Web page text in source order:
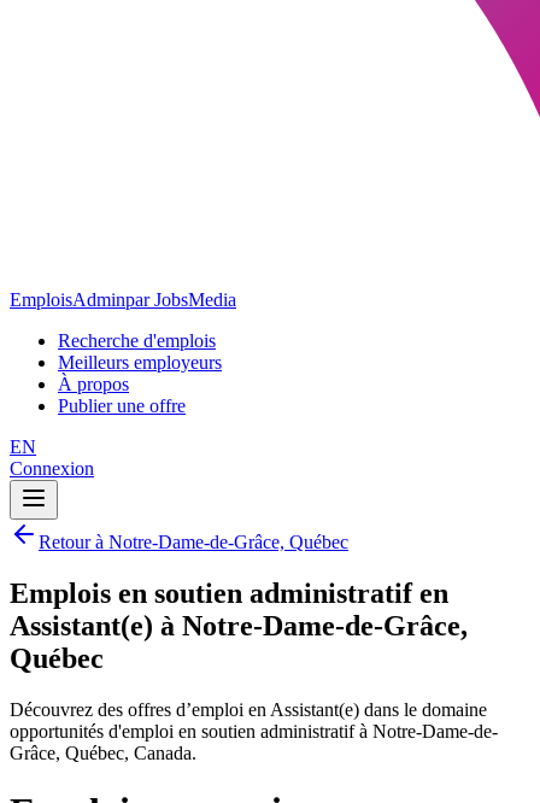
EmploisAdminpar JobsMedia
Recherche d'emplois
Meilleurs employeurs
À propos
Publier une offre
EN
Connexion
Retour à Notre-Dame-de-Grâce, Québec
Emplois en soutien administratif en
Assistant(e) à Notre-Dame-de-Grâce,
Québec
Découvrez des offres d’emploi en Assistant(e) dans le domaine
opportunités d'emploi en soutien administratif à Notre-Dame-de-
Grâce, Québec, Canada.